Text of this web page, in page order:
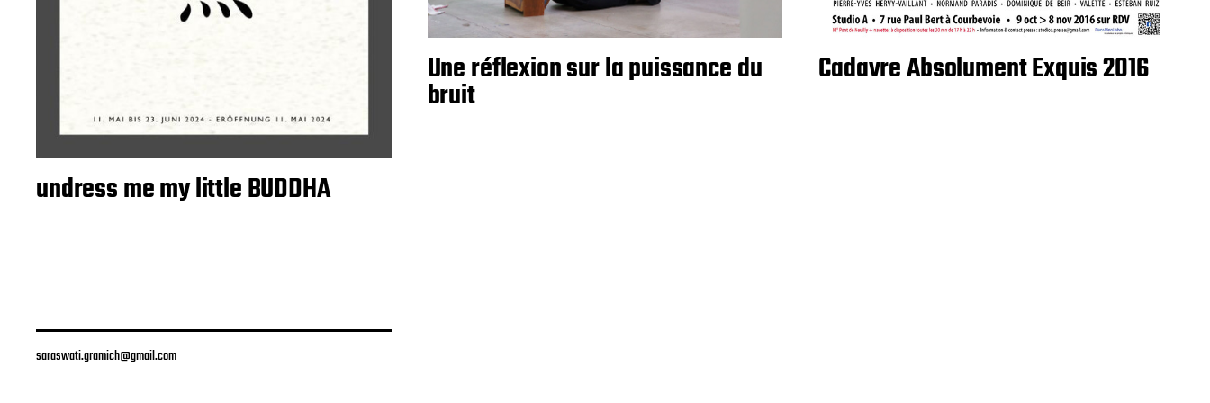
undress me my little BUDDHA
Une réflexion sur la puissance du
bruit
Cadavre Absolument Exquis 2016
saraswati.gramich@gmail.com